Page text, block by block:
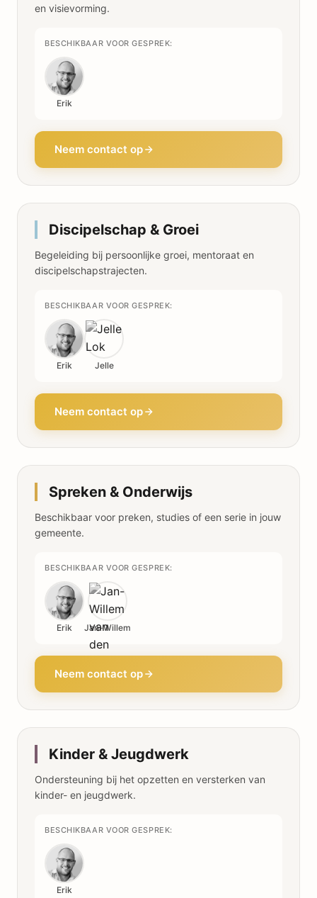
en visievorming.
BESCHIKBAAR VOOR GESPREK:
Erik
Neem contact op
Discipelschap & Groei
Begeleiding bij persoonlijke groei, mentoraat en
discipelschapstrajecten.
BESCHIKBAAR VOOR GESPREK:
Erik Jelle
Neem contact op
Spreken & Onderwijs
Beschikbaar voor preken, studies of een serie in jouw
gemeente.
BESCHIKBAAR VOOR GESPREK:
Erik Jan-Willem
Neem contact op
Kinder & Jeugdwerk
Ondersteuning bij het opzetten en versterken van
kinder- en jeugdwerk.
BESCHIKBAAR VOOR GESPREK:
Erik